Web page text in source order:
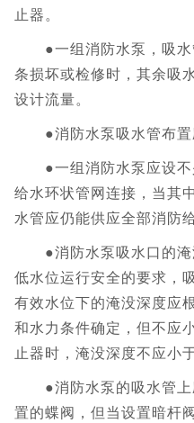
止器。
●一组消防水泵，吸水
条损坏或检修时，其余吸
设计流量。
●消防水泵吸水管布置
●一组消防水泵应设不
给水环状管网连接，当其
水管应仍能供应全部消防
●消防水泵吸水口的淹
低水位运行安全的要求，
有效水位下的淹没深度应
和水力条件确定，但不应
止器时，淹没深度不应小
●消防水泵的吸水管上
置的蝶阀，但当设置暗杆